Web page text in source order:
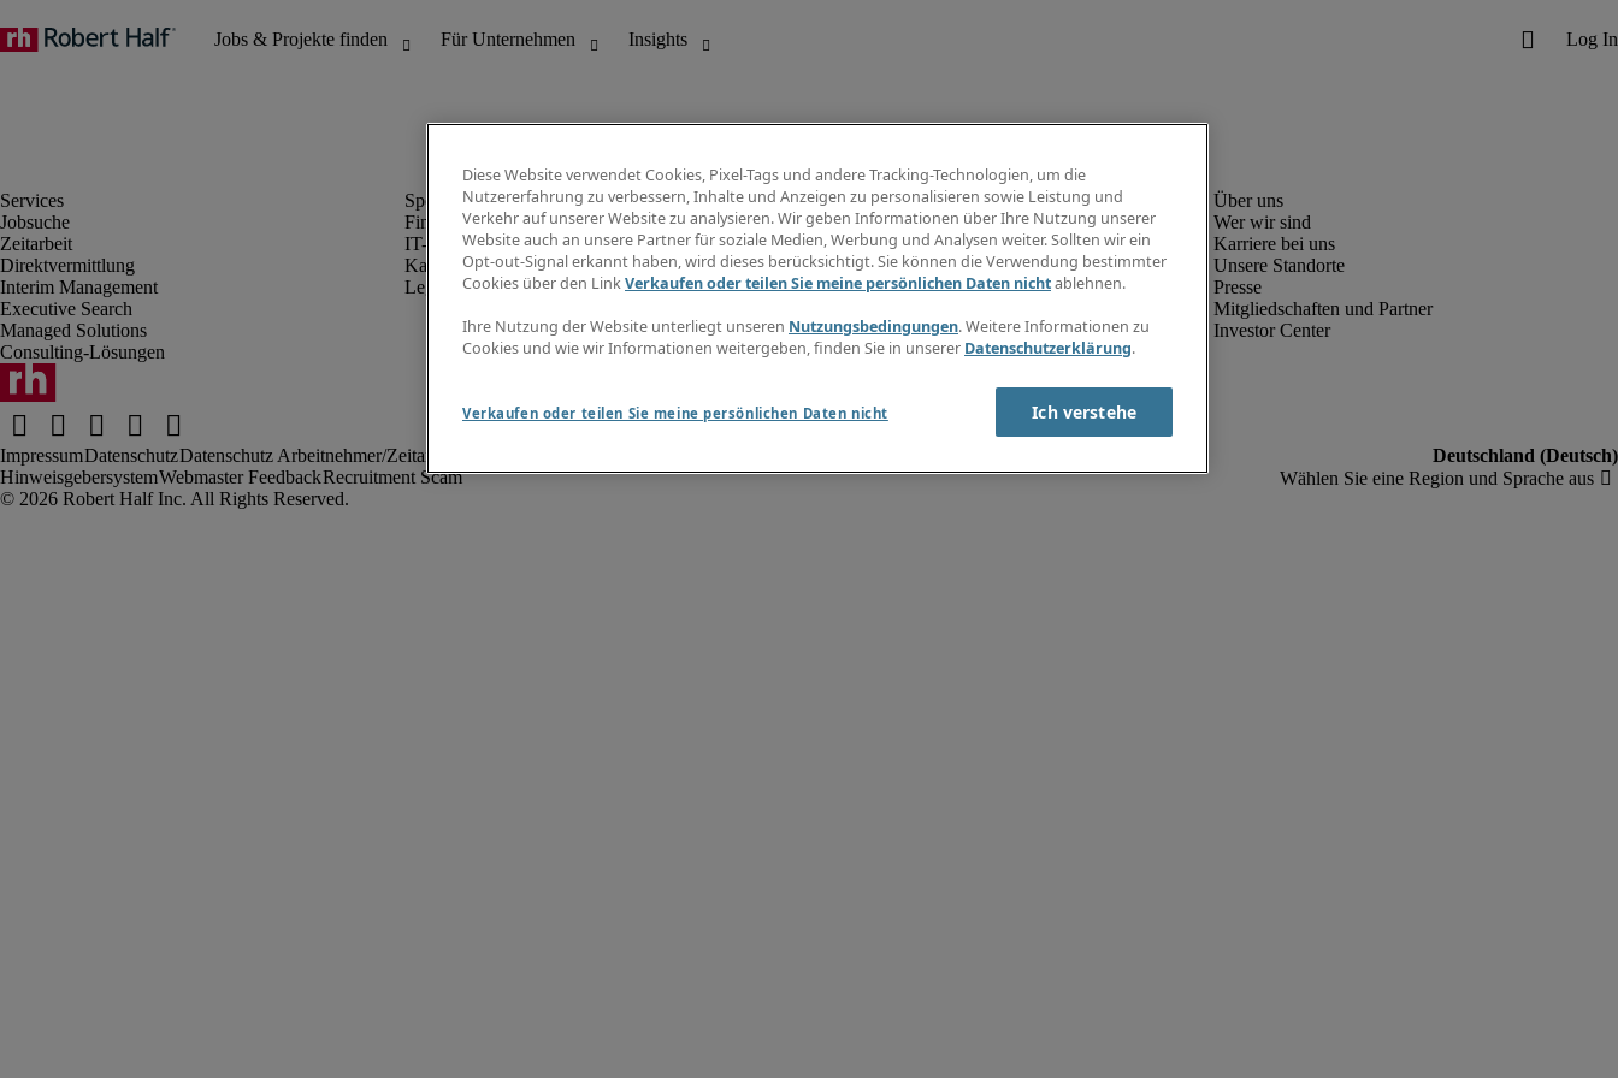
Jobsuche
Zeitarbeit
Direktvermittlung
Interim Management
Executive Search
Managed Solutions
Consulting-Lösungen
Finanz- & Rechnungswesen
IT-Bereich
Kaufmännischer Bereich
Legal
Info Center
Jobübersicht
Gehaltsübersicht
E-Learning
Wer wir sind
Karriere bei uns
Unsere Standorte
Presse
Mitgliedschaften und Partner
Investor Center
ImpressumDatenschutzDatenschutz Arbeitnehmer/Zeitarbeitskräfte
HinweisgebersystemWebmaster FeedbackRecruitment Scam
Diese Website verwendet Cookies, Pixel-Tags und andere Tracking-Technologien, um die
Nutzererfahrung zu verbessern, Inhalte und Anzeigen zu personalisieren sowie Leistung und
Verkehr auf unserer Website zu analysieren. Wir geben Informationen über Ihre Nutzung unserer
Website auch an unsere Partner für soziale Medien, Werbung und Analysen weiter. Sollten wir ein
Opt-out-Signal erkannt haben, wird dieses berücksichtigt. Sie können die Verwendung bestimmter
Cookies über den LinkVerkaufen oder teilen Sie meine persönlichen Daten nichtablehnen.
Ihre Nutzung der Website unterliegt unseren Nutzungsbedingungen. Weitere Informationen zu
Cookies und wie wir Informationen weitergeben, finden Sie in unserer Datenschutzerklärung.
Verkaufen oder teilen Sie meine persönlichen Daten nicht Ich verstehe